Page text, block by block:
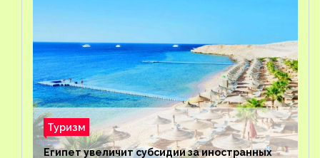
Туризм
Египет увеличит субсидии за иностранных